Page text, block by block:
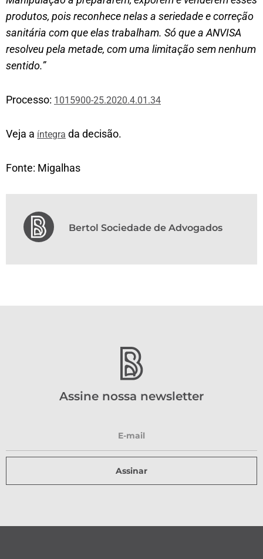
produtos, pois reconhece nelas a seriedade e correção
sanitária com que elas trabalham. Só que a ANVISA
resolveu pela metade, com uma limitação sem nenhum
sentido.”
Processo: 1015900-25.2020.4.01.34
Veja a íntegra da decisão.
Fonte: Migalhas
Bertol Sociedade de Advogados
Assine nossa newsletter
Assinar